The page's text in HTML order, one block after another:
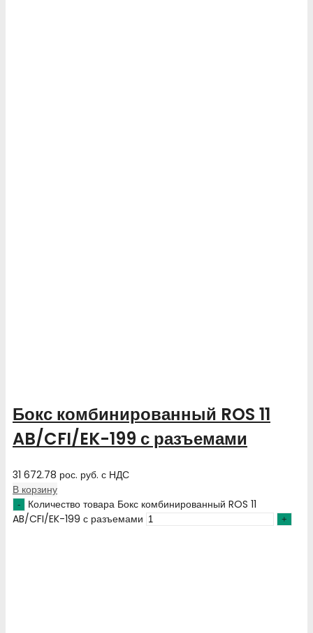
Бокс комбинированный ROS 11
AB/CFI/EK-199 с разъемами
31 672.78 рос. руб. с НДС
В корзину
Количество товара Бокс комбинированный ROS 11
AB/CFI/EK-199 с разъемами